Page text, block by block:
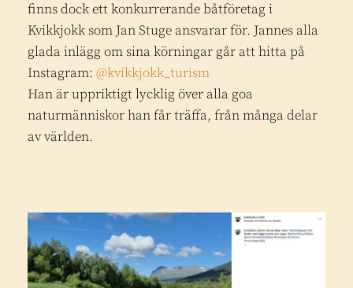
finns dock ett konkurrerande båtföretag i
Kvikkjokk som Jan Stuge ansvarar för. Jannes alla
glada inlägg om sina körningar går att hitta på
Instagram: @kvikkjokk_turism
Han är uppriktigt lycklig över alla goa
naturmänniskor han får träffa, från många delar
av världen.